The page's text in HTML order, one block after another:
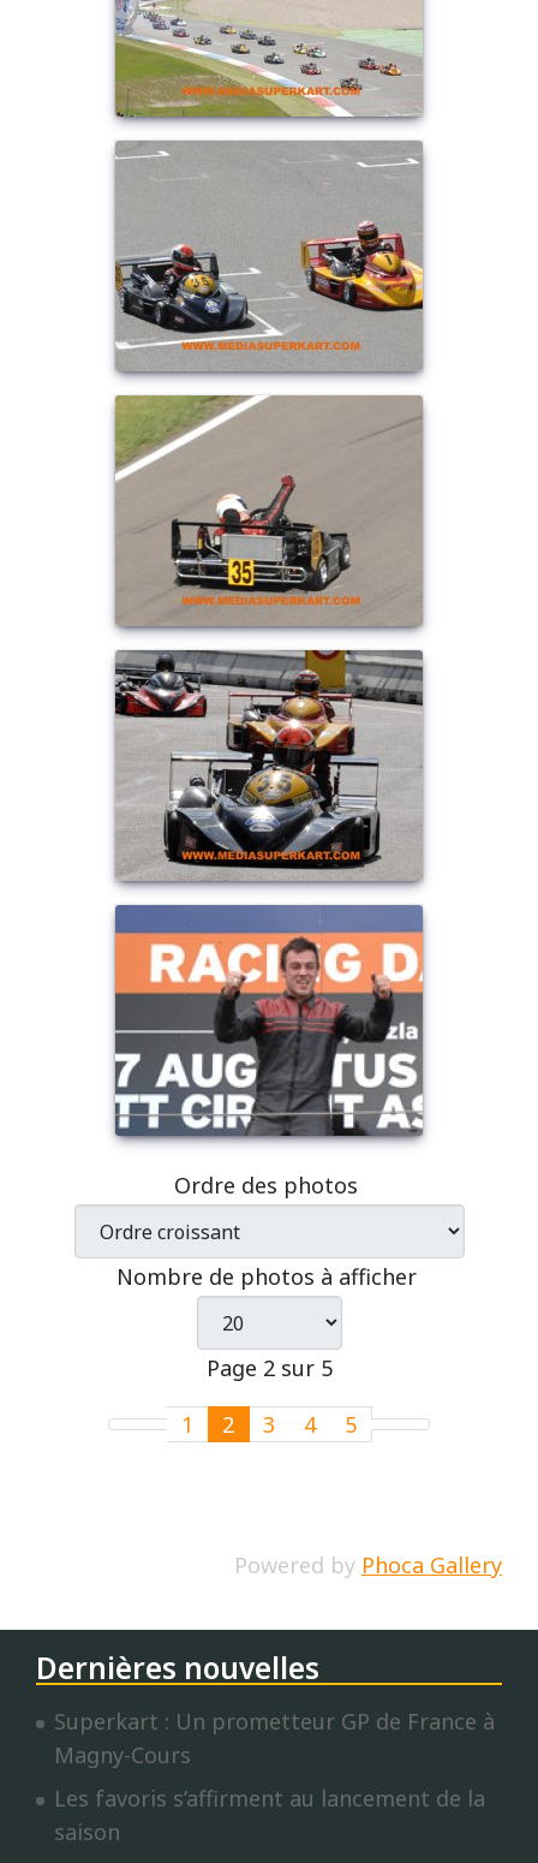
Ordre des photos
Nombre de photos à afficher
Page 2 sur 5
1
2 3 4 5
Powered by Phoca Gallery
Dernières nouvelles
Superkart : Un prometteur GP de France à
Magny-Cours
Les favoris s’affirment au lancement de la
saison